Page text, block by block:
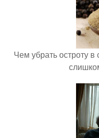
Чем убрать остроту в